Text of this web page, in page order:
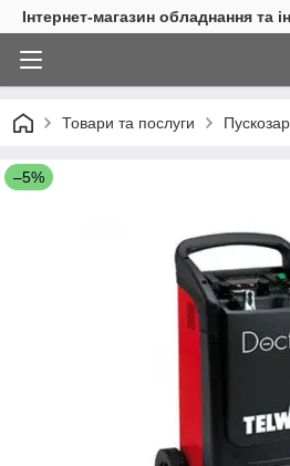
Інтернет-магазин обладнання та
Товари та послуги
–5%